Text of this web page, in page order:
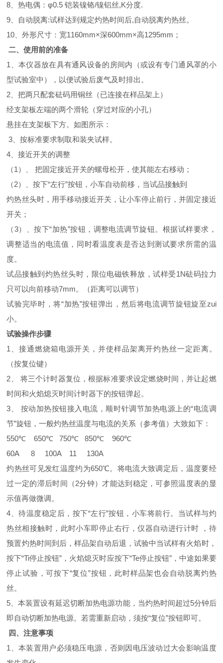
8、热电偶：φ0.5 铠装镍铬/镍铝丝,K分度.
9、自动脱离:试样达到规定灼热时间后,自动脱离灼热丝。
10、外形尺寸：宽1160mm×深600mm×高1295mm；
二、使用前的准备
1、本仪器放在具有通风设备的房间内（或设有专门通风罩的小
型试验室中），以便试验后废气及时排出。
2、把两只配套砝码用铜丝（已连接在样品架上）
经支架板左端的两个滑轮（穿过对应的小孔）
悬挂在支架板下方。如图所示：
3、按标准要求制取和装夹试样。
4、接近开关的调整
（1）、 把固定接近开关的螺母松开，使其能左右移动；
（2）、按下“左行”按钮，小车自动前移，当试品接触到
灼热丝头时，用手移动接近开关，让小车停止前行，并固定接近
开关；
（3）、按下“加热”按钮，调整电流调节旋钮。根据试样要求，
调整适当的电流值，同时看温度表是否达到测试要求所需的温
度。
试品接触到灼热丝头时，限位电磁铁释放，试样受1N砝码拉力
只可以向前移动7mm。（距离可以调节）
试验完毕时，将“加热”按钮弹出，然后将电流调节旋钮旋至zui
小。
试验操作步骤
1、接通燃烧箱电源开关，并使样品架离开灼热丝一定距离。
（按复位键）
2、 将三个计时器复位，根据标准要求设定燃烧时间，并让起燃
时间和火焰熄灭时间计时器下的按钮弹起。
3、 按动加热按钮接入电流，顺时针调节加热电源上的“电流调
节”旋钮，一般灼热丝温度与电流的关系（参考值）大致如下：
550℃ 650℃ 750℃ 850℃ 960℃
60A 8 100A 11 130A
灼热丝可见发红温度约为650℃。将电流大致调定后，温度要经
过一定的滞后时间（2分钟）才能达到稳定，可参照温度表的显
示值再做微调。
4、待温度稳定后，按下“左行”按钮，小车将前行。当试样与灼
热丝相接触时，此时小车即停止右行，仪器自动进行计时 ，待
预置灼热时间到后，样品架自动后退，试验中当试样有火焰时，
按下“Ti停止按钮”，火焰熄灭时应按下“Te停止按钮”，中途如果要
停止试验，可按下“复位”按钮，此时样品架也会自动脱离灼热
丝。
5、本装置设有延迟切断加热电源功能，当灼热时间超过5分钟后
即自动切断加热电源。若需重新启动，须按“复位”按钮即可。
四、注意事项
1、本装置用户必须稳压电源，否则因电压波动过大会影响温度